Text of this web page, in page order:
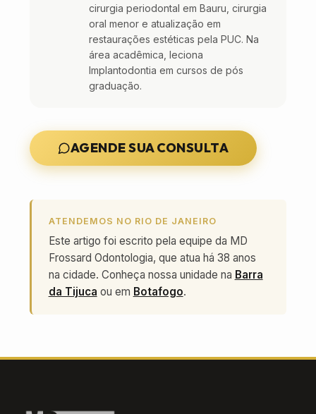
cirurgia periodontal em Bauru, cirurgia
oral menor e atualização em
restaurações estéticas pela PUC. Na
área acadêmica, leciona
Implantodontia em cursos de pós
graduação.
AGENDE SUA CONSULTA
ATENDEMOS NO RIO DE JANEIRO
Este artigo foi escrito pela equipe da MD
Frossard Odontologia, que atua há 38 anos
na cidade. Conheça nossa unidade na Barra
da Tijuca ou em Botafogo.